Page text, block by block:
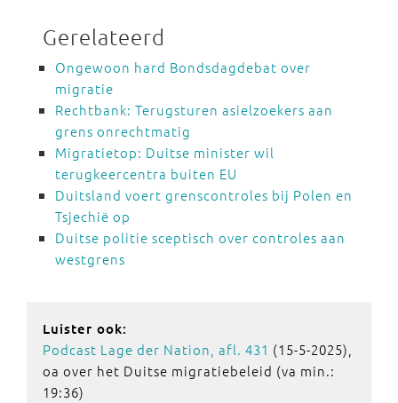
Gerelateerd
Ongewoon hard Bondsdagdebat over
migratie
Rechtbank: Terugsturen asielzoekers aan
grens onrechtmatig
Migratietop: Duitse minister wil
terugkeercentra buiten EU
Duitsland voert grenscontroles bij Polen en
Tsjechië op
Duitse politie sceptisch over controles aan
westgrens
Luister ook:
Podcast Lage der Nation, afl. 431 (15-5-2025),
oa over het Duitse migratiebeleid (va min.:
19:36)